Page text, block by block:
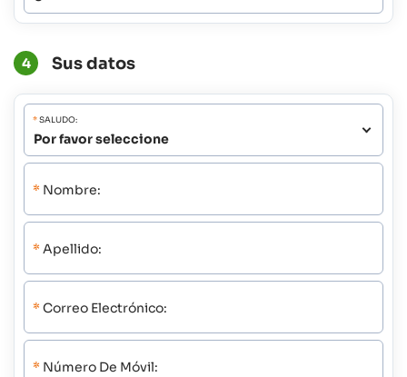
4 Sus datos
*SALUDO:
* Nombre:
* Apellido:
* Correo Electrónico:
* Número De Móvil: